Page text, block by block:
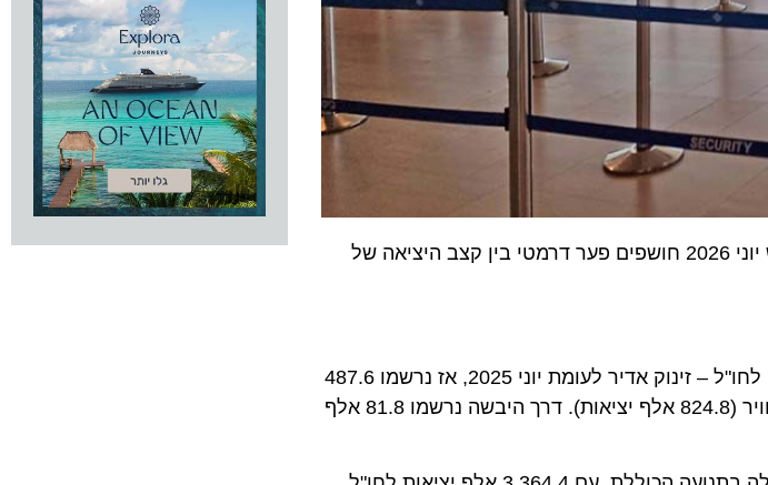
לחודש יוני 2026 חושפים פער דרמטי בין קצב היציאה של
על פי נתוני ביקורת הגבולות, במהלך חודש יוני נרשמו 918.4 אלף יציאות של ישראלים לחו"ל – זינוק אדיר לעומת יוני 2025, אז נרשמו 487.6
אלף יציאות בלבד. רובם המוחלט של הישראלים (90%) בחרו לצאת מהארץ בדרך האוויר (824.8 אלף יציאות). דרך היבשה נרשמו 81.8 אלף